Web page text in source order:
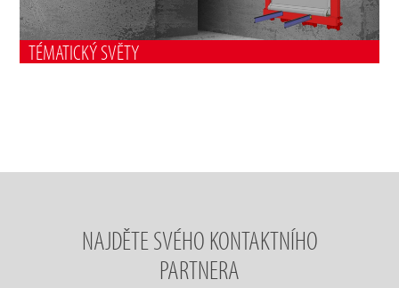
TÉMATICKÝ SVĚTY
NAJDĚTE SVÉHO KONTAKTNÍHO
PARTNERA